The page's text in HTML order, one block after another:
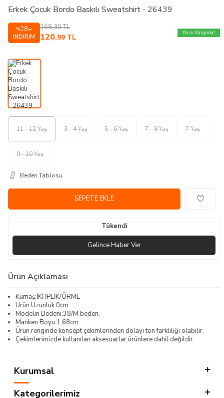
Erkek Çocuk Bordo Baskılı Sweatshirt - 26439
%28
İNDIRIM
168,30TL
120,99 TL
Yarın Kargoda!
11 - 12 Yaş 3 - 4 Yaş 5 - 6 Yaş 7 - 8 Yaş 7 Yaş
9 - 10 Yaş
Beden Tablosu
SEPETE EKLE
Tükendi
Gelince Haber Ver
Ürün Açıklaması
Kumaş:İKİ İPLİK/ÖRME
Ürün Uzunluk:0cm.
Modelin Bedeni:38/M beden.
Manken Boyu:1.68cm.
Ürün renginde konsept çekimlerinden dolayı ton farklılığı olabilir.
Çekimlerimizde kullanılan aksesuarlar ürünlere dahil değildir.
Kurumsal
Kategorilerimiz